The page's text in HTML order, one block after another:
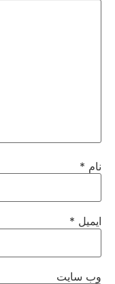
نام *
ایمیل *
وب‌ سایت